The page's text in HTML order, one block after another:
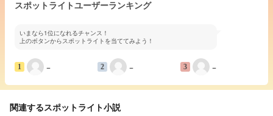
スポットライトユーザーランキング
いまなら1位になれるチャンス！
上のボタンからスポットライトを当ててみよう！
1 − 2 − 3 −
関連するスポットライト小説